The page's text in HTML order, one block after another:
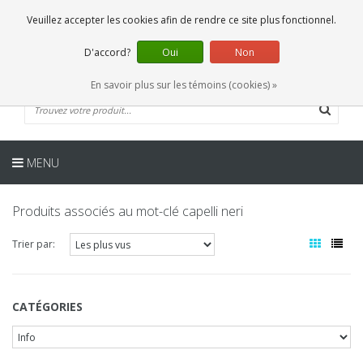
0 Articles
FR
MENU
Produits associés au mot-clé capelli neri
Trier par:
CATÉGORIES
Veuillez accepter les cookies afin de rendre ce site plus fonctionnel.
D'accord? Oui Non
En savoir plus sur les témoins (cookies) »